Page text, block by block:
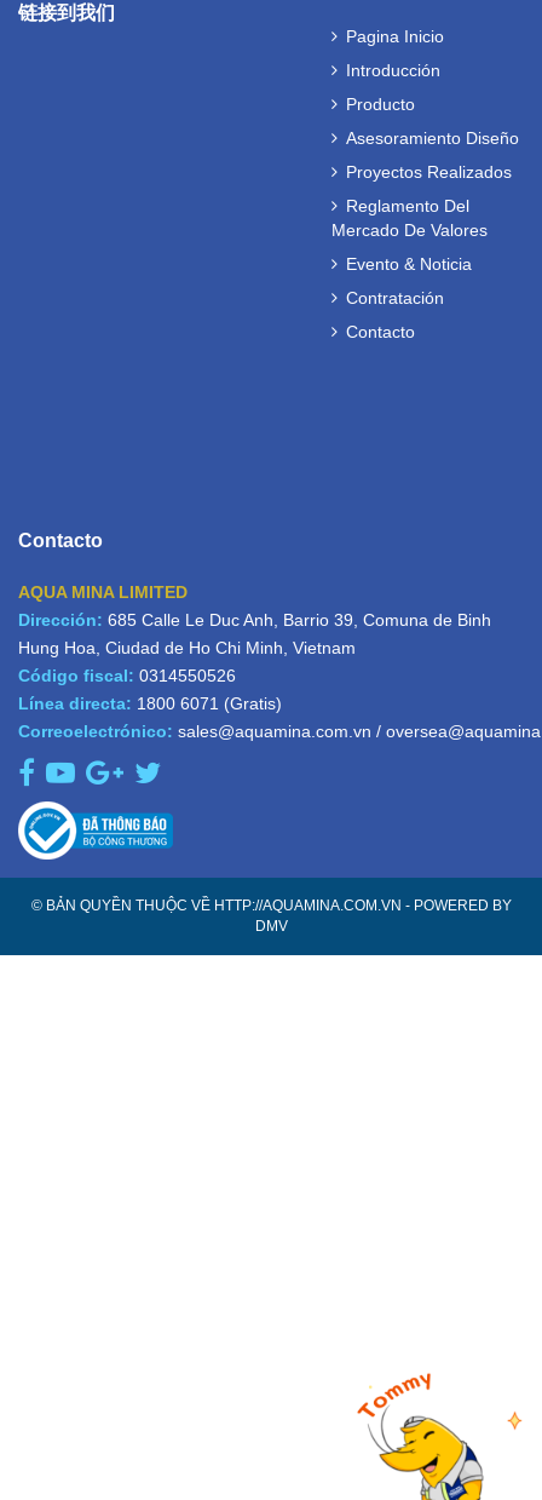
链接到我们
Pagina Inicio
Introducción
Producto
Asesoramiento Diseño
Proyectos Realizados
Reglamento Del
Mercado De Valores
Evento & Noticia
Contratación
Contacto
Contacto
AQUA MINA LIMITED
Dirección: 685 Calle Le Duc Anh, Barrio 39, Comuna de Binh
Hung Hoa, Ciudad de Ho Chi Minh, Vietnam
Código fiscal: 0314550526
Línea directa: 1800 6071 (Gratis)
Correoelectrónico: sales@aquamina.com.vn /
© BẢN QUYỀN THUỘC VỀ HTTP://AQUAMINA.COM.VN - POWERED BY
DMV